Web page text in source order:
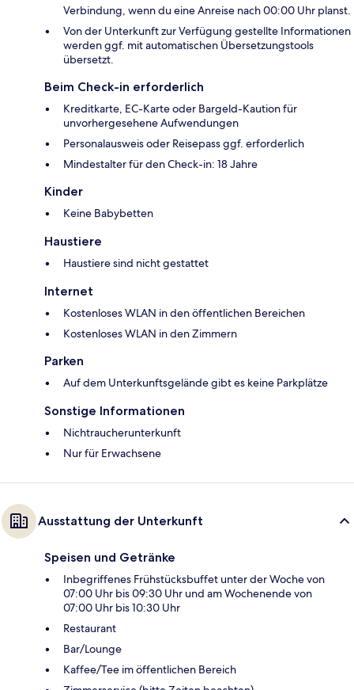
Verbindung, wenn du eine Anreise nach 00:00 Uhr planst.
Von der Unterkunft zur Verfügung gestellte Informationen
werden ggf. mit automatischen Übersetzungstools
übersetzt.
Beim Check-in erforderlich
Kreditkarte, EC-Karte oder Bargeld-Kaution für
unvorhergesehene Aufwendungen
Personalausweis oder Reisepass ggf. erforderlich
Mindestalter für den Check-in: 18 Jahre
Kinder
Keine Babybetten
Haustiere
Haustiere sind nicht gestattet
Internet
Kostenloses WLAN in den öffentlichen Bereichen
Kostenloses WLAN in den Zimmern
Parken
Auf dem Unterkunftsgelände gibt es keine Parkplätze
Sonstige Informationen
Nichtraucherunterkunft
Nur für Erwachsene
Ausstattung der Unterkunft
Speisen und Getränke
Inbegriffenes Frühstücksbuffet unter der Woche von
07:00 Uhr bis 09:30 Uhr und am Wochenende von
07:00 Uhr bis 10:30 Uhr
Restaurant
Bar/Lounge
Kaffee/Tee im öffentlichen Bereich